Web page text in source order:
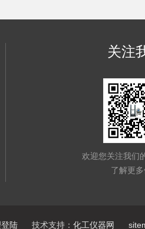
关注
欢迎您关注我们
了解更多
陆技术支持： 化工仪器网